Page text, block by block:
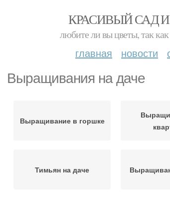
КРАСИВЫЙ САД
любите ли вы цветы, так
главная новости
Выращивания на даче
Выращивание в горшке
Тимьян на даче